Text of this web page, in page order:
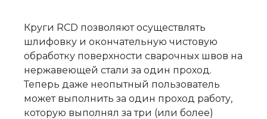
Круги RCD позволяют осуществлять
шлифовку и окончательную чистовую
обработку поверхности сварочных швов на
нержавеющей стали за один проход.
Теперь даже неопытный пользователь
может выполнить за один проход работу,
которую выполнял за три (или более)